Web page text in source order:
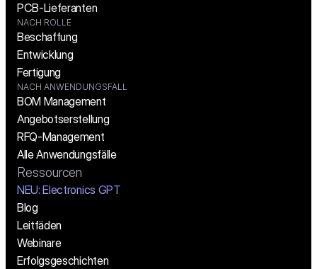
PCB-Lieferanten
NACH ROLLE
Beschaffung
Entwicklung
Fertigung
NACH ANWENDUNGSFALL
BOM Management
Angebotserstellung
RFQ-Management
Alle Anwendungsfälle
Ressourcen
NEU: Electronics GPT
Blog
Leitfäden
Webinare
Erfolgsgeschichten